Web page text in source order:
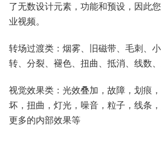
了无数设计元素，功能和预设，因此
业视频。
转场过渡类：烟雾、旧磁带、毛刺、
转、分裂、褪色、扭曲、抵消、线数
视觉效果类：光效叠加，故障，划痕
坏，扭曲，灯光，噪音，粒子，线条
更多的内部效果等